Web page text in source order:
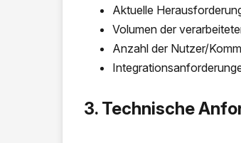
Aktuelle
Volumen der
Anzahl der Nutzer/
3. Technische